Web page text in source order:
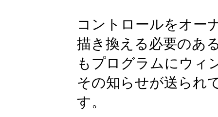
コントロールをオー
描き換える必要のあ
もプログラムにウィ
その知らせが送られ
す。